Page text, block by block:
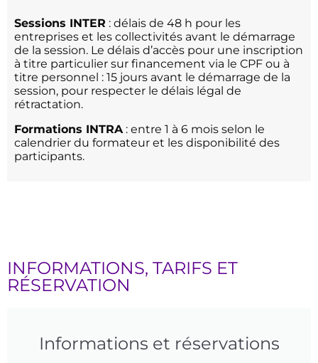
Sessions INTER : délais de 48 h pour les
entreprises et les collectivités avant le démarrage
de la session. Le délais d’accès pour une inscription
à titre particulier sur financement via le CPF ou à
titre personnel : 15 jours avant le démarrage de la
session, pour respecter le délais légal de
rétractation.
Formations INTRA : entre 1 à 6 mois selon le
calendrier du formateur et les disponibilité des
participants.
INFORMATIONS, TARIFS ET
RÉSERVATION
Informations et réservations